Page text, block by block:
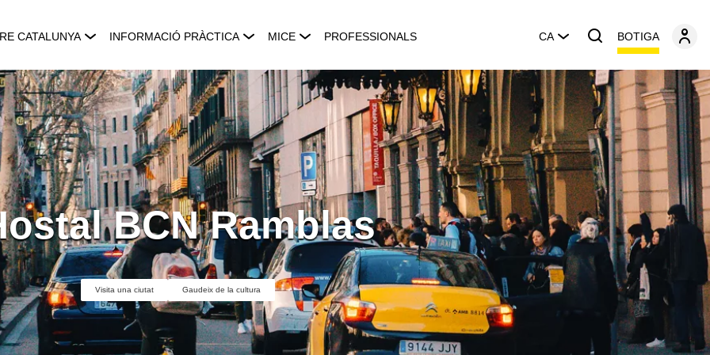
CATALUNYA INFORMACIÓ PRÀCTICA MICE PROFESSIONALS CA BOTIGA
BCN Ramblas
Visita una ciutat Gaudeix de la cultura